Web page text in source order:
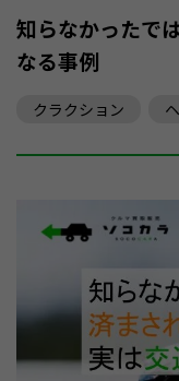
知らなかったで
なる事例
クラクション